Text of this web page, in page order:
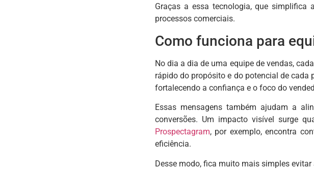
Graças a essa tecnologia, que simplifica a
processos comerciais.
Como funciona para
No dia a dia de uma equipe de vendas,
rápido do propósito e do potencial de cada
fortalecendo a confiança e o foco do
Essas mensagens também ajudam a
conversões. Um impacto visível surge
Prospectagram, por exemplo, encontra
eficiência.
Desse modo, fica muito mais simples